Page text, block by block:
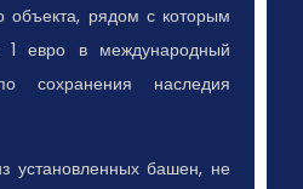
объекта, рядом с которым
1 евро в международный
наследия
установленных башен, не